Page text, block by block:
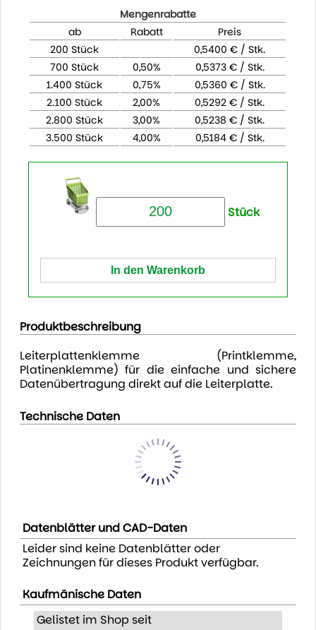
Mengenrabatte
ab
Rabatt
Preis
200 Stück
0,5400 € / Stk.
700 Stück
0,50%
0,5373 € / Stk.
1.400 Stück
0,75%
0,5360 € / Stk.
2.100 Stück
2,00%
0,5292 € / Stk.
2.800 Stück
3,00%
0,5238 € / Stk.
3.500 Stück
4,00% 0,5184 € / Stk.
Stück
Produktbeschreibung
Leiterplattenklemme (Printklemme,
Platinenklemme) für die einfache und sichere
Datenübertragung direkt auf die Leiterplatte.
Technische Daten
Datenblätter und CAD-Daten
Leider sind keine Datenblätter oder
Zeichnungen für dieses Produkt verfügbar.
Kaufmänische Daten
Gelistet im Shop seit